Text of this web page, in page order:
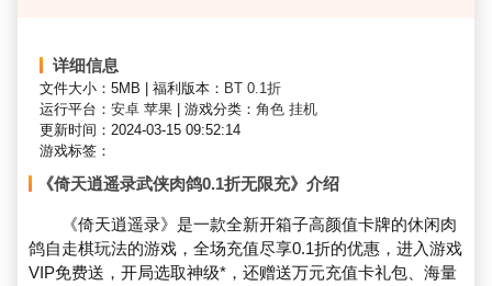
详细信息
文件大小：5MB 福利版本： BT 0.1折
运行平台： 安卓 苹果 游戏分类： 角色 挂机
更新时间：2024-03-15 09:52:14
游戏标签：
《倚天逍遥录武侠肉鸽0.1折无限充》介绍
《倚天逍遥录》是一款全新开箱子高颜值卡牌的休闲肉
鸽自走棋玩法的游戏，全场充值尽享0.1折的优惠，进入游戏
VIP免费送，开局选取神级*，还赠送万元充值卡礼包、海量